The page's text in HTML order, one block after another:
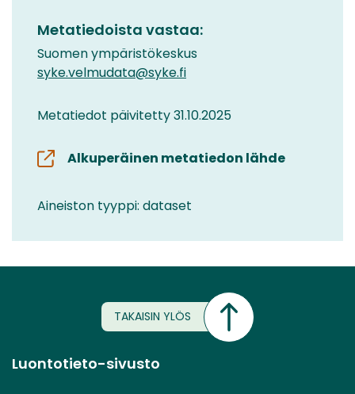
Metatiedoista vastaa:
Suomen ympäristökeskus
syke.velmudata@syke.fi
Metatiedot päivitetty 31.10.2025
Alkuperäinen metatiedon lähde
Aineiston tyyppi: dataset
TAKAISIN YLÖS
Luontotieto-sivusto